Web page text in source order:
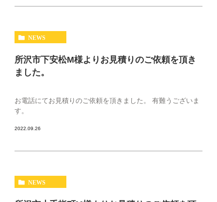
NEWS
所沢市下安松M様よりお見積りのご依頼を頂き
ました。
お電話にてお見積りのご依頼を頂きました。 有難うございま
す。
2022.09.26
NEWS